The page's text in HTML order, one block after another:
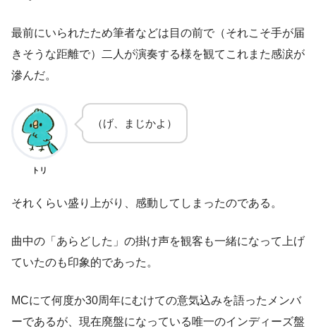
最前にいられたため筆者などは目の前で（それこそ手が届
きそうな距離で）二人が演奏する様を観てこれまた感涙が
滲んだ。
トリ
（げ、まじかよ）
それくらい盛り上がり、感動してしまったのである。
曲中の「あらどした」の掛け声を観客も一緒になって上げ
ていたのも印象的であった。
MCにて何度か30周年にむけての意気込みを語ったメンバ
ーであるが、現在廃盤になっている唯一のインディーズ盤